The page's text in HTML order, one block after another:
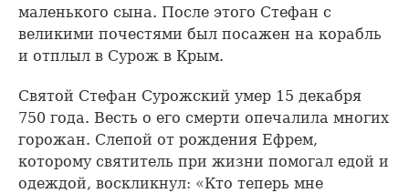
маленького сына. После этого Стефан с
великими почестями был посажен на корабль
и отплыл в Сурож в Крым.
Святой Стефан Сурожский умер 15 декабря
750 года. Весть о его смерти опечалила многих
горожан. Слепой от рождения Ефрем,
которому святитель при жизни помогал едой и
одеждой, воскликнул: «Кто теперь мне